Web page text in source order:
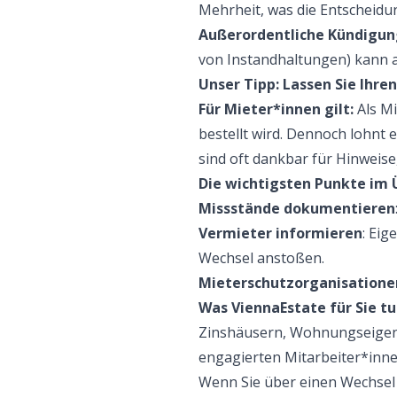
Mehrheit, was die
Außerordentliche
von Instandhaltungen) kann
Unser Tipp: Lassen Sie
Für Mieter*innen gilt:Als
bestellt wird. Dennoch lohnt
sind oft dankbar für
Die wichtigsten Punkte im
Missstände dokumentieren
Vermieter informieren:
Wechsel anstoßen.
Was ViennaEstate für Sie
Zinshäusern,
engagierten
Wenn Sie über einen